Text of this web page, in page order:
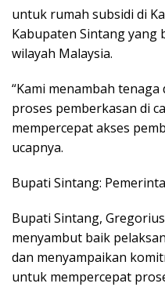
untuk rumah subsidi di
Kabupaten Sintang yang
wilayah Malaysia.
“Kami menambah
proses pemberkasan di
mempercepat akses
ucapnya.
Bupati Sintang:
Bupati Sintang,
menyambut baik
dan menyampaikan
untuk mempercepat